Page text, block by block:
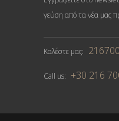
γεύση από τα νέα μας
Καλέστε μας:
Call us: +30 216